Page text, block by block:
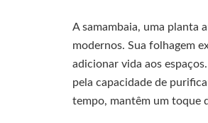
A samambaia, uma planta
modernos. Sua folhagem
adicionar vida aos
pela capacidade de
tempo, mantêm um toque